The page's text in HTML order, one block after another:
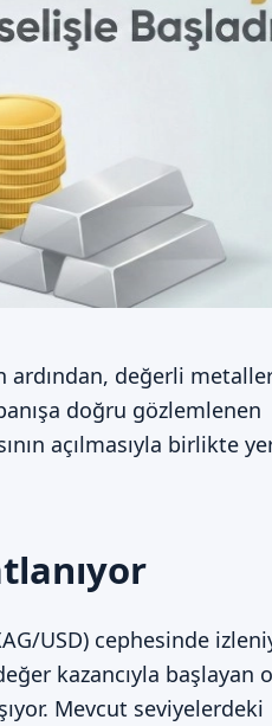
ardından, değerli
doğru gözlemlenen
açılmasıyla birlikte
USD) cephesinde
kazancıyla başlayan
Mevcut seviyelerdeki